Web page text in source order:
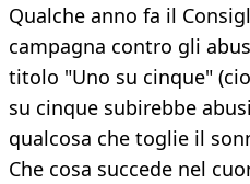
Qualche anno fa il
campagna contro gli
titolo "Uno su cinque"
su cinque subirebbe
qualcosa che toglie il
Che cosa succede nel